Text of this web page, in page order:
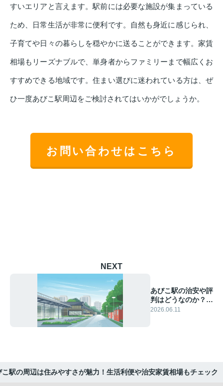
すいエリアと言えます。駅前には必要な施設が集まっている
ため、日常生活が非常に便利です。自然も身近に感じられ、
子育てや日々の暮らしを穏やかに送ることができます。家賃
相場もリーズナブルで、単身者からファミリーまで幅広くお
すすめできる地域です。住まい選びに迷われている方は、ぜ
ひ一度あびこ駅周辺をご検討されてはいかがでしょうか。
お問い合わせはこちら
NEXT
あびこ駅の治安や評
判はどうなのか？住
みやすさや交通の利
2026.06.11
こ駅の周辺は住みやすさが魅力！生活利便や治安家賃相場もチェック